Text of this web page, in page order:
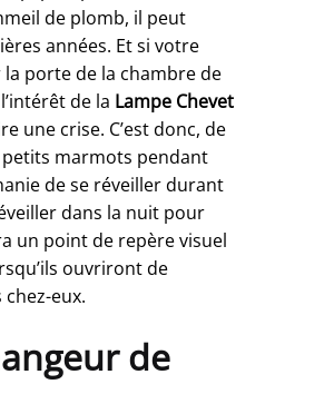
de plomb, il peut
années. Et si votre
porte de la chambre de
de la Lampe Chevet
une crise. C’est donc, de
petits marmots pendant
de se réveiller durant
dans la nuit pour
un point de repère visuel
ouvriront de
eux.
de